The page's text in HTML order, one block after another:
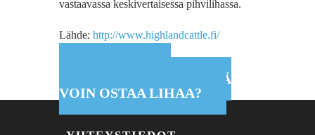
vastaavassa keskivertaisessa pihvilihassa.
Lähde: http://www.highlandcattle.fi/
HERKULLISELTA! MISTÄ
VOIN OSTAA LIHAA?